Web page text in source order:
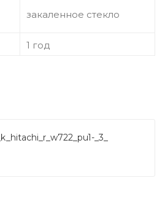
закаленное стекло
1 год
_3_